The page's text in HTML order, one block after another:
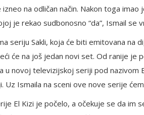
na odličan način. Nakon toga
je rekao sudbonosno “da”, Ismail
seriju Sakli, koja će biti emitovana na
će na još jedan novi set. Od ranije je
u novoj televizijskoj seriji pod nazivom
Uz Ismaila na sceni ove nove serije
El Kizi je počelo, a očekuje se da im